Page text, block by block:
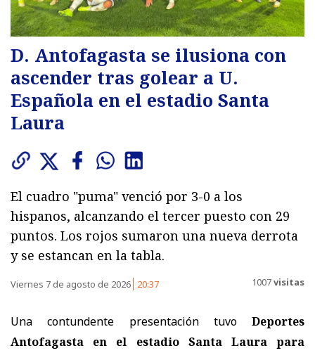
D. Antofagasta se ilusiona con
ascender tras golear a U.
Española en el estadio Santa
Laura
El cuadro "puma" venció por 3-0 a los
hispanos, alcanzando el tercer puesto con 29
puntos. Los rojos sumaron una nueva derrota
y se estancan en la tabla.
Viernes 7 de agosto de 2026 20:37 1007visitas
Una contundente presentación tuvo Deportes
Antofagasta en el estadio Santa Laura para